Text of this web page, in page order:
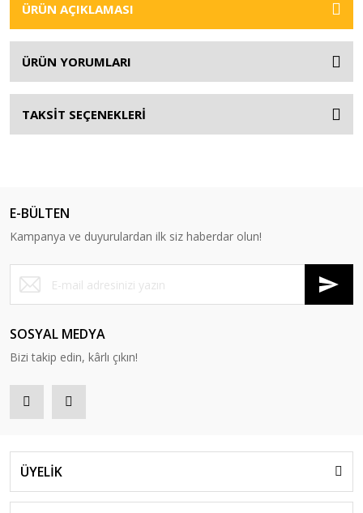
ÜRÜN AÇIKLAMASI
ÜRÜN YORUMLARI
TAKSİT SEÇENEKLERİ
E-BÜLTEN
Kampanya ve duyurulardan ilk siz haberdar olun!
SOSYAL MEDYA
Bizi takip edin, kârlı çıkın!
ÜYELİK